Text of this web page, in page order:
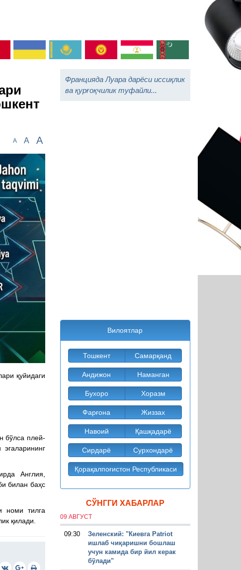
A A A
қуйидаги
бўлса плей-
Англия,
билан баҳс
номи тилга
қилади.
Францияда Луара дарёси иссиқлик
ва қурғоқчилик туфайли...
Вилоятлар
Тошкент Самарқанд
Андижон Наманган
Бухоро Хоразм
Фарғона Жиззах
Навоий Қашқадарё
Сирдарё Сурхондарё
Қорақалпоғистон Республикаси
СЎНГГИ ХАБАРЛАР
09 АВГУСТ
09:30
Зеленский: "Киевга Patriot
ишлаб чиқаришни бошлаш
учун камида бир йил керак
бўлади"